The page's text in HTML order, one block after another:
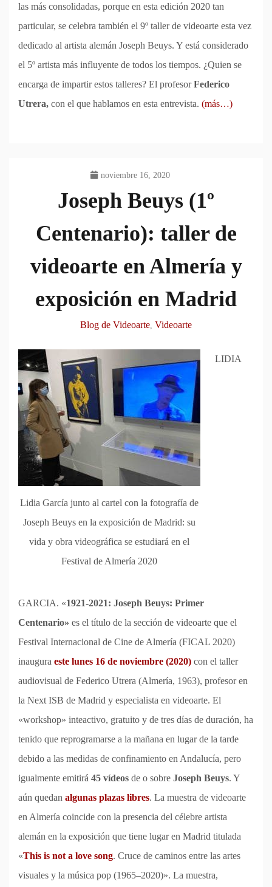
las más consolidadas, porque en esta edición 2020 tan
particular, se celebra también el 9º taller de videoarte esta vez
dedicado al artista alemán Joseph Beuys. Y está considerado
el 5º artista más influyente de todos los tiempos. ¿Quien se
encarga de impartir estos talleres? El profesorFederico
Utrera, con el que hablamos en esta entrevista. (más…)
noviembre 16, 2020
Joseph Beuys (1º
Centenario): taller de
videoarte en Almería y
exposición en Madrid
Blog de Videoarte Videoarte
Lidia García junto al cartel con la fotografía de
Joseph Beuys en la exposición de Madrid: su
vida y obra videográfica se estudiará en el
Festival de Almería 2020
LIDIA
GARCIA. «1921-2021: Joseph Beuys: Primer
Centenario» es el título de la sección de videoarte que el
Festival Internacional de Cine de Almería (FICAL 2020)
inaugura este lunes 16 de noviembre (2020) con el taller
audiovisual de Federico Utrera (Almería, 1963), profesor en
la Next ISB de Madrid y especialista en videoarte. El
«workshop» inteactivo, gratuito y de tres días de duración, ha
tenido que reprogramarse a la mañana en lugar de la tarde
debido a las medidas de confinamiento en Andalucía, pero
igualmente emitirá 45 vídeos de o sobre Joseph Beuys. Y
aún quedan algunas plazas libres. La muestra de videoarte
en Almería coincide con la presencia del célebre artista
alemán en la exposición que tiene lugar en Madrid titulada
«This is not a love song. Cruce de caminos entre las artes
visuales y la música pop (1965–2020)». La muestra,